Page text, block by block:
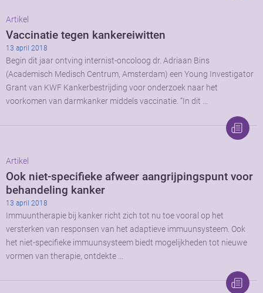
Artikel
Vaccinatie tegen kankereiwitten
13 april 2018
Begin dit jaar ontving internist-oncoloog dr. Adriaan Bins
(Academisch Medisch Centrum, Amsterdam) een Young Investigator
Grant van KWF Kankerbestrijding voor onderzoek naar het
voorkomen van darmkanker middels vaccinatie. “In dit …
Artikel
Ook niet-specifieke afweer aangrijpingspunt voor
behandeling kanker
13 april 2018
Immuuntherapie bij kanker richt zich tot nu toe vooral op het
versterken van responsen van het adaptieve immuunsysteem. Ook
het niet-specifieke immuunsysteem biedt mogelijkheden tot nieuwe
vormen van therapie, ontdekte …